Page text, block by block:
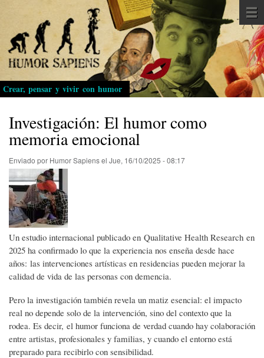
Pasar
al
contenido
principal
Crear, pensar y vivir con humor
Investigación: El humor como
memoria emocional
Enviado por Humor Sapiensel Jue, 16/10/2025 - 08:17
Un estudio internacional publicado en Qualitative Health Research en
2025 ha confirmado lo que la experiencia nos enseña desde hace
años: las intervenciones artísticas en residencias pueden mejorar la
calidad de vida de las personas con demencia.
Pero la investigación también revela un matiz esencial: el impacto
real no depende solo de la intervención, sino del contexto que la
rodea. Es decir, el humor funciona de verdad cuando hay colaboración
entre artistas, profesionales y familias, y cuando el entorno está
preparado para recibirlo con sensibilidad.